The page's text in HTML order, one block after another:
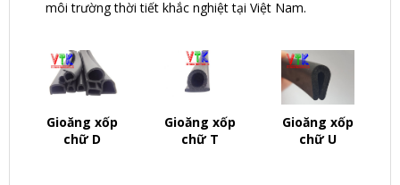
môi trường thời tiết khắc nghiệt tại Việt Nam.
Gioăng xốp
chữ D
Gioăng xốp
chữ T
Gioăng xốp
chữ U